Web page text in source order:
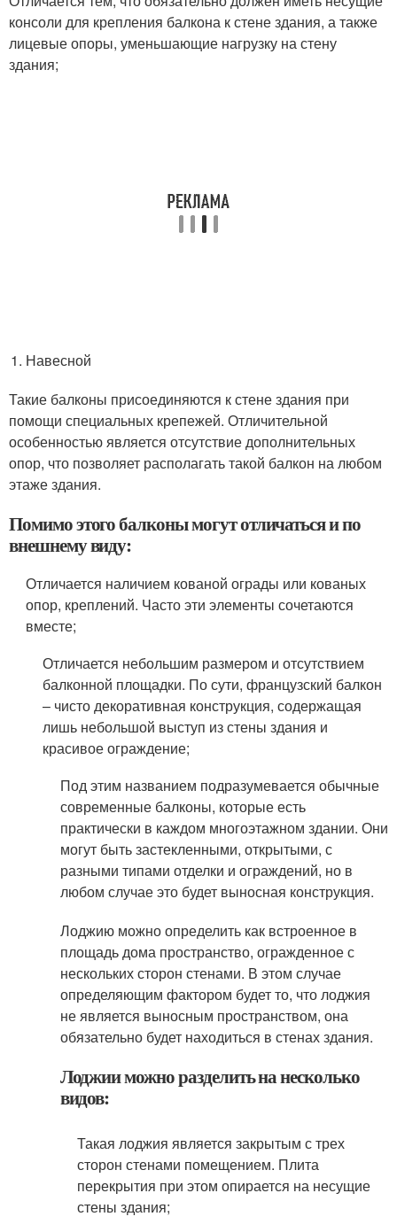
консоли для крепления балкона к стене здания, а также
лицевые опоры, уменьшающие нагрузку на стену
здания;
Навесной
Такие балконы присоединяются к стене здания при
помощи специальных крепежей. Отличительной
особенностью является отсутствие дополнительных
опор, что позволяет располагать такой балкон на любом
этаже здания.
Помимо этого балконы могут отличаться и по
внешнему виду:
Отличается наличием кованой ограды или кованых
опор, креплений. Часто эти элементы сочетаются
вместе;
Отличается небольшим размером и отсутствием
балконной площадки. По сути, французский балкон
– чисто декоративная конструкция, содержащая
лишь небольшой выступ из стены здания и
красивое ограждение;
Под этим названием подразумевается обычные
современные балконы, которые есть
практически в каждом многоэтажном здании. Они
могут быть застекленными, открытыми, с
разными типами отделки и ограждений, но в
любом случае это будет выносная конструкция.
Лоджию можно определить как встроенное в
площадь дома пространство, огражденное с
нескольких сторон стенами. В этом случае
определяющим фактором будет то, что лоджия
не является выносным пространством, она
обязательно будет находиться в стенах здания.
Лоджии можно разделить на несколько
видов:
Такая лоджия является закрытым с трех
сторон стенами помещением. Плита
перекрытия при этом опирается на несущие
стены здания;